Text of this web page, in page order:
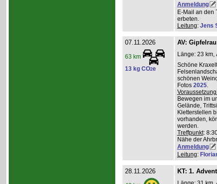
Anmeldung
E-Mail an den
erbeten.
Leitung: Jens
07.11.2026
63 km
13 kg CO2e
AV:
Länge: 23 km,
Schöne
schönen
Fotos 2025.
Bewegen im
Gelände,
Kletterstellen
vorhanden,
werden.
Treffpunkt:
Nähe der
Anmeldung
Leitung:
28.11.2026 KT: 1.